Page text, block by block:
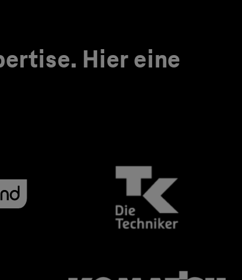
Hier eine